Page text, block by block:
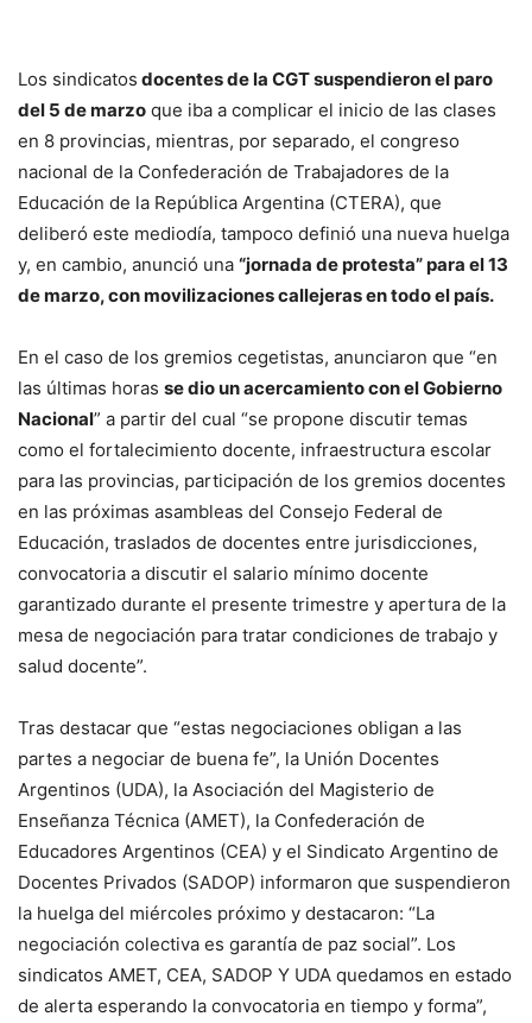
Los sindicatos docentes de la CGT suspendieron el paro
del 5 de marzo que iba a complicar el inicio de las clases
en 8 provincias, mientras, por separado, el congreso
nacional de la Confederación de Trabajadores de la
Educación de la República Argentina (CTERA), que
deliberó este mediodía, tampoco definió una nueva huelga
y, en cambio, anunció una “jornada de protesta” para el 13
de marzo, con movilizaciones callejeras en todo el país.
En el caso de los gremios cegetistas, anunciaron que “en
las últimas horas se dio un acercamiento con el Gobierno
Nacional” a partir del cual “se propone discutir temas
como el fortalecimiento docente, infraestructura escolar
para las provincias, participación de los gremios docentes
en las próximas asambleas del Consejo Federal de
Educación, traslados de docentes entre jurisdicciones,
convocatoria a discutir el salario mínimo docente
garantizado durante el presente trimestre y apertura de la
mesa de negociación para tratar condiciones de trabajo y
salud docente”.
Tras destacar que “estas negociaciones obligan a las
partes a negociar de buena fe”, la Unión Docentes
Argentinos (UDA), la Asociación del Magisterio de
Enseñanza Técnica (AMET), la Confederación de
Educadores Argentinos (CEA) y el Sindicato Argentino de
Docentes Privados (SADOP) informaron que suspendieron
la huelga del miércoles próximo y destacaron: “La
negociación colectiva es garantía de paz social”. Los
sindicatos AMET, CEA, SADOP Y UDA quedamos en estado
de alerta esperando la convocatoria en tiempo y forma”,